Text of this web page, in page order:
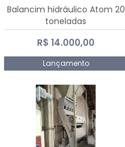
Balancim hidráulico Atom 20
toneladas
R$ 14.000,00
Lançamento